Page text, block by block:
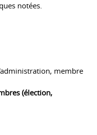
notées.
membre
(élection,